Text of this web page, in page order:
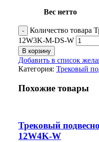
Вес нетто
Количество товара
12W3K-M-DS-W
В корзину
Добавить в список
Категория: Трековый
Похожие товары
Трековый
12W4K-W